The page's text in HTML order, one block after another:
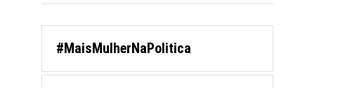
#MaisMulherNaPolitica